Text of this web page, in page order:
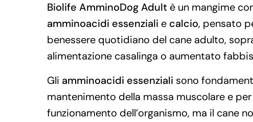
Biolife AmminoDog Adult è un mangime
amminoacidi essenziali e calcio, pensato
benessere quotidiano del cane adulto,
alimentazione casalinga o aumentato
Gli amminoacidi essenziali sono
mantenimento della massa muscolare e
funzionamento dell’organismo, ma il cane